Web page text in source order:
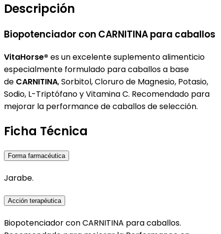
Descripción
Biopotenciador con CARNITINA para caballos
VitaHorse® es un excelente suplemento alimenticio
especialmente formulado para caballos a base
de CARNITINA, Sorbitol, Cloruro de Magnesio, Potasio,
Sodio, L-Triptófano y Vitamina C. Recomendado para
mejorar la performance de caballos de selección.
Ficha Técnica
Forma farmacéutica
Jarabe.
Acción terapéutica
Biopotenciador con CARNITINA para caballos.